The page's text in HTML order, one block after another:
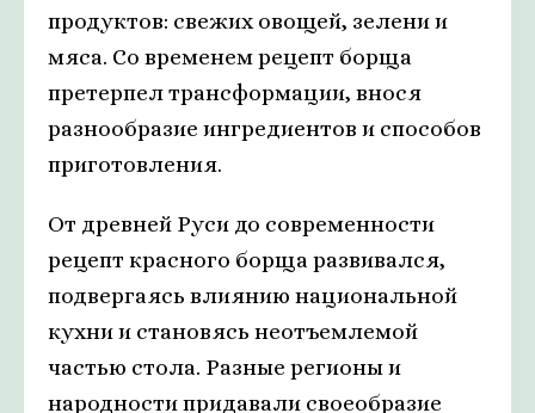
продуктов: свежих овощей, зелени и
мяса. Со временем рецепт борща
претерпел трансформации, внося
разнообразие ингредиентов и способов
приготовления.
От древней Руси до современности
рецепт красного борща развивался,
подвергаясь влиянию национальной
кухни и становясь неотъемлемой
частью стола. Разные регионы и
народности придавали своеобразие